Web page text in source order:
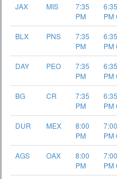
JAX
MIS
7:35
PM
6:35
PM
BLX
PNS
7:35
PM
6:35
PM
DAY
PEO
7:35
PM
6:35
PM
BG
CR
7:35
PM
6:35
PM
DUR
MEX
8:00
PM
7:00
PM
AGS
OAX
8:00
PM
7:00
PM